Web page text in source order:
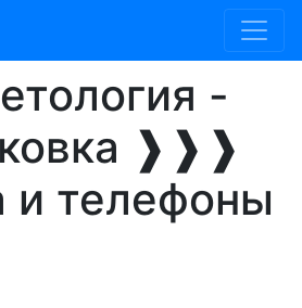
-
❱❱❱
и телефоны